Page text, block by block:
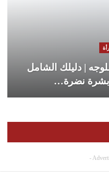
| دليلك الشامل
نضرة…
-